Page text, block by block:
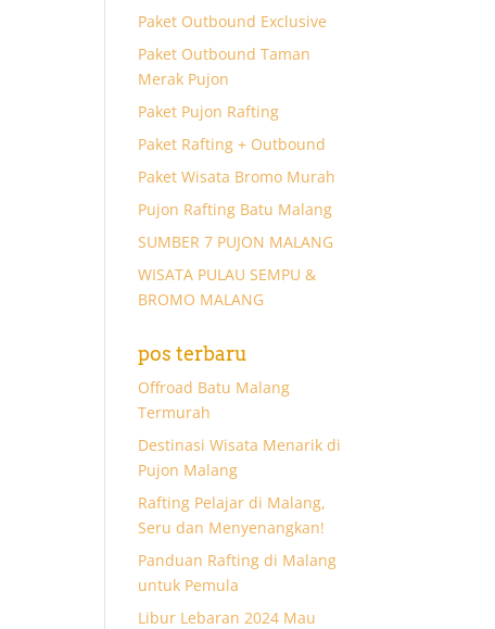
Paket Outbound Exclusive
Paket Outbound Taman
Merak Pujon
Paket Pujon Rafting
Paket Rafting + Outbound
Paket Wisata Bromo Murah
Pujon Rafting Batu Malang
SUMBER 7 PUJON MALANG
WISATA PULAU SEMPU &
BROMO MALANG
pos terbaru
Offroad Batu Malang
Termurah
Destinasi Wisata Menarik di
Pujon Malang
Rafting Pelajar di Malang,
Seru dan Menyenangkan!
Panduan Rafting di Malang
untuk Pemula
Libur Lebaran 2024 Mau